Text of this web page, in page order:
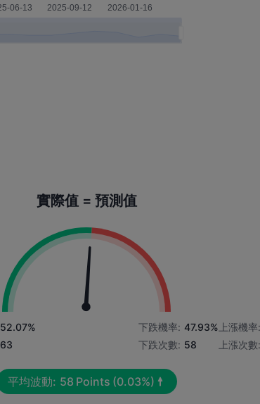
實際值 = 預測值
52.07%
63
下跌機率: 47.93%
下跌次數: 58
平均波動: 58 Points (0.03%)
上漲機
上漲次